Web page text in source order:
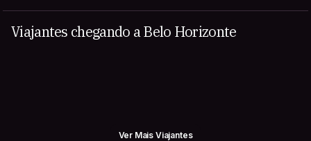
Viajantes chegando a Belo Horizonte
Ver Mais Viajantes